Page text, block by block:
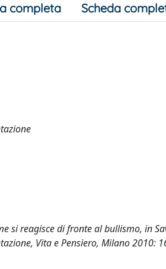
completa Scheda
si reagisce di fronte al bullismo, in
Vita e Pensiero, Milano